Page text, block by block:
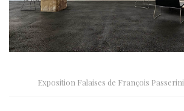
Exposition Falaises de François Passerini